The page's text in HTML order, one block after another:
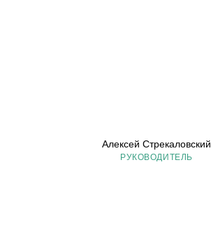
Алексей Стрекаловский
РУКОВОДИТЕЛЬ